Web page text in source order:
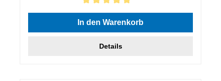
Durchschnittliche Bewertung von 5 von 5 Sternen
In den Warenkorb
Details